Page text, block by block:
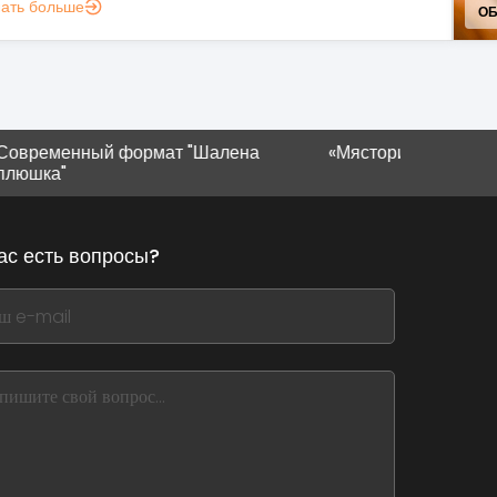
формат "Шалена
«Мястория» в Ивано-
есть вопросы?